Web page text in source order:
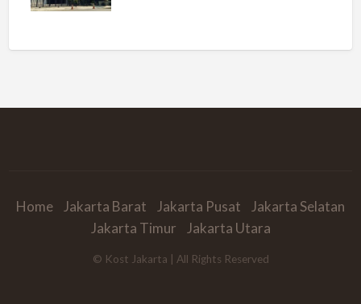
Home Jakarta Barat Jakarta Pusat
Jakarta Selatan
Jakarta Timur
Jakarta Utara
© Kost Jakarta | All Rights Reserved